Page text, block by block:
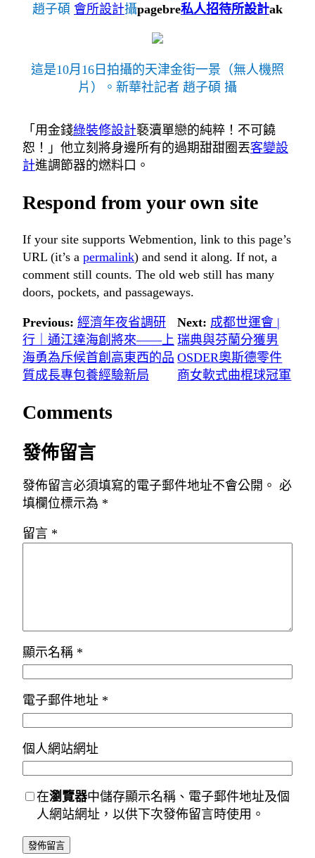
趙子碩 會所設計攝pagebre私人招待所設計ak
這是10月16日拍攝的天津金街一景（無人機照
片）。新華社記者 趙子碩 攝
「用金錢綠裝修設計褻瀆單戀的純粹！不可饒
恕！」他立刻將身邊所有的過期甜甜圈丟客變設
計進調節器的燃料口。
Respond from your own site
If your site supports Webmention, link to this page’s
URL (it’s a permalink) and send it along. If not, a
comment still counts. The old web still has many
doors, pockets, and passageways.
Previous: 經濟年夜省調研
行｜通江達海創將來——上
海勇為斥候首創高東西的品
質成長專包養經驗新局
Next: 成都世運會 |
瑞典與芬蘭分獲男
OSDER奧斯德零件
商女軟式曲棍球冠軍
Comments
發佈留言
發佈留言必須填寫的電子郵件地址不會公開。 必
填欄位標示為 *
留言 *
顯示名稱 *
電子郵件地址 *
個人網站網址
在瀏覽器中儲存顯示名稱、電子郵件地址及個
人網站網址，以供下次發佈留言時使用。